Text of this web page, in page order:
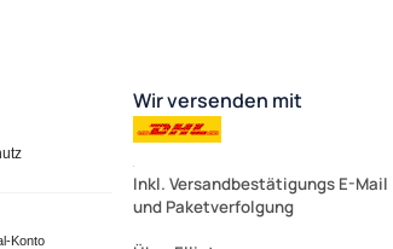
Konto
Wir versenden mit
Inkl. Versandbestätigungs E-Mail
und Paketverfolgung